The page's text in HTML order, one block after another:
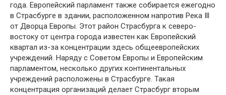
года. Европейский парламент также собирается ежегодно
в Страсбурге в здании, расположенном напротив Река Ill
от Дворца Европы. Этот район Страсбурга к северо-
востоку от центра города известен как Европейский
квартал из-за концентрации здесь общеевропейских
учреждений. Наряду с Советом Европы и Европейским
парламентом, несколько других континентальных
учреждений расположены в Страсбурге. Такая
концентрация организаций делает Страсбург вторым